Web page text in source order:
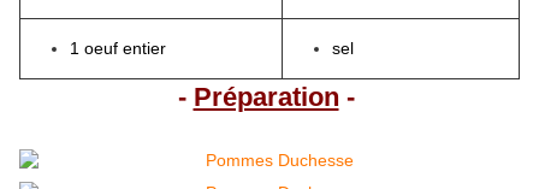
1 oeuf entier sel
- Préparation -